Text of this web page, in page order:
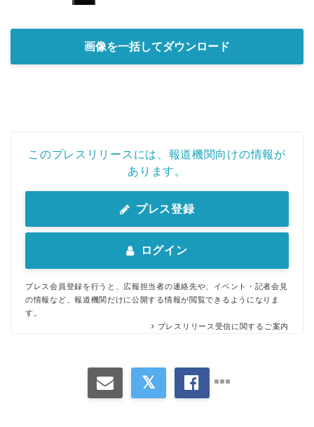
画像を一括してダウンロード
このプレスリリースには、報道機関向けの情報が
あります。
プレス登録
ログイン
プレス会員登録を行うと、広報担当者の連絡先や、イベント・記者会見
の情報など、報道機関だけに公開する情報が閲覧できるようになりま
す。
プレスリリース受信に関するご案内